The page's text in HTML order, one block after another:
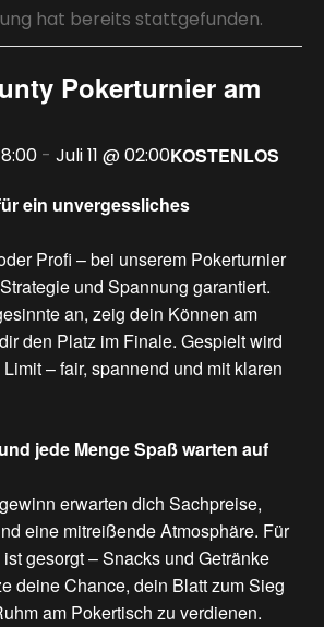
hat bereits stattgefunden.
Pokerturnier am
- Juli 11 @ 02:00KOSTENLOS
ein unvergessliches
Profi – bei unserem Pokerturnier
und Spannung garantiert.
an, zeig dein Können am
den Platz im Finale. Gespielt wird
– fair, spannend und mit klaren
und jede MengeSpaßwarten auf
erwarten dich Sachpreise,
eine mitreißende Atmosphäre. Für
gesorgt – Snacks und Getränke
deine Chance, dein Blatt zum Sieg
am Pokertisch zu verdienen.